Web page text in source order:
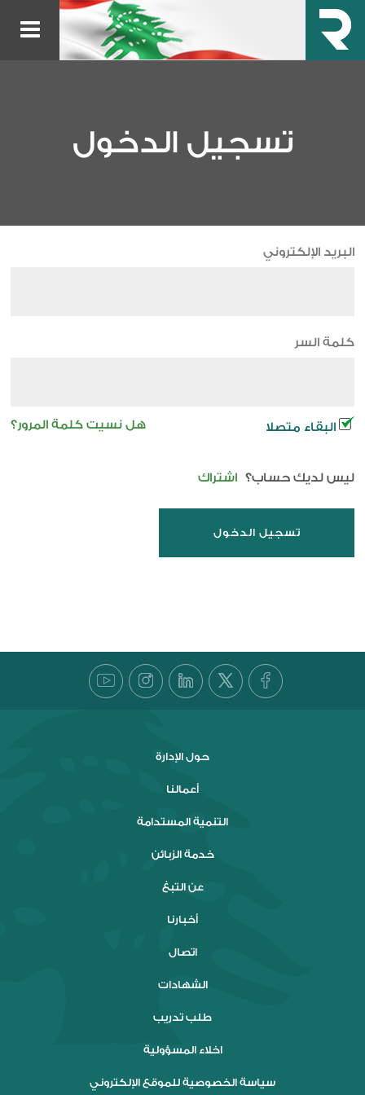
تسجيل الدخول
البريد الإلكتروني
كلمة السر
البقاء متصلا هل نسيت كلمة المرور؟
ليس لديك حساب؟ اشتراك
حول الإدارة
أعمالنا
التنمية المستدامة
خدمة الزبائن
عن التبغ
أخبارنا
اتصال
الشهادات
طلب تدريب
اخلاء المسؤولية
سياسة الخصوصية للموقع الإلكتروني